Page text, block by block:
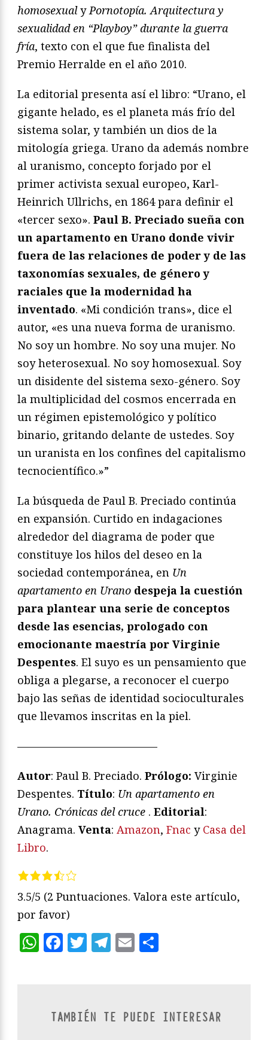
homosexualy Pornotopía. Arquitectura y
sexualidad en “Playboy” durante la guerra
fría, texto con el que fue finalista del
Premio Herralde en el año 2010.
La editorial presenta así el libro: “Urano, el
gigante helado, es el planeta más frío del
sistema solar, y también un dios de la
mitología griega. Urano da además nombre
al uranismo, concepto forjado por el
primer activista sexual europeo, Karl-
Heinrich Ullrichs, en 1864 para definir el
«tercer sexo». Paul B. Preciado sueña con
un apartamento en Urano donde vivir
fuera de las relaciones de poder y de las
taxonomías sexuales, de género y
raciales que la modernidad ha
inventado. «Mi condición trans», dice el
autor, «es una nueva forma de uranismo.
No soy un hombre. No soy una mujer. No
soy heterosexual. No soy homosexual. Soy
un disidente del sistema sexo-género. Soy
la multiplicidad del cosmos encerrada en
un régimen epistemológico y político
binario, gritando delante de ustedes. Soy
un uranista en los confines del capitalismo
tecnocientífico.»”
La búsqueda de Paul B. Preciado continúa
en expansión. Curtido en indagaciones
alrededor del diagrama de poder que
constituye los hilos del deseo en la
sociedad contemporánea, en Un
apartamento en Urano despeja la cuestión
para plantear una serie de conceptos
desde las esencias, prologado con
emocionante maestría por Virginie
Despentes. El suyo es un pensamiento que
obliga a plegarse, a reconocer el cuerpo
bajo las señas de identidad socioculturales
que llevamos inscritas en la piel.
—————————————
Autor: Paul B. Preciado. Prólogo: Virginie
Despentes. Título: Un apartamento en
Urano. Crónicas del cruce . Editorial:
Anagrama. Venta: Amazon, Fnac y Casa del
Libro.
3.5/5 (2 Puntuaciones. Valora este artículo,
por favor)
WhatsApp
Facebook
Twitter
Telegram
Email
TAMBIÉN TE PUEDE INTERESAR